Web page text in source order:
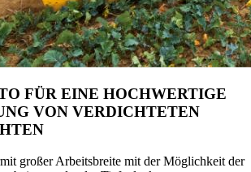
FÜR EINE HOCHWERTIGE
VON VERDICHTETEN
großer Arbeitsbreite mit der Möglichkeit der